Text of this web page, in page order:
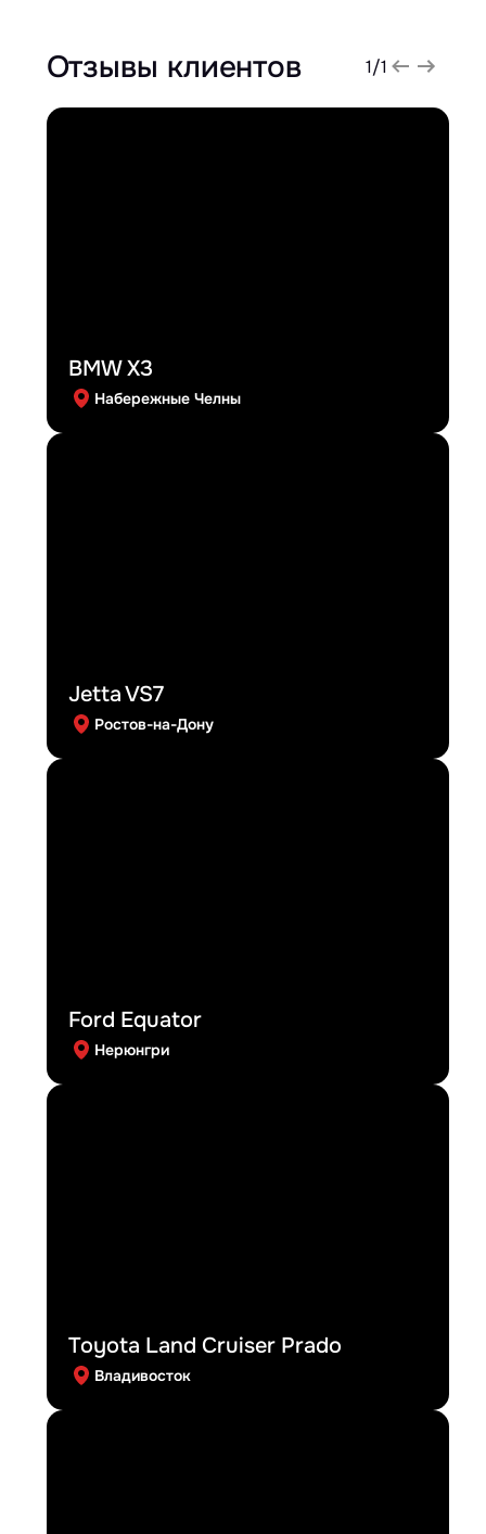
Отзывы клиентов 1/1
BMW X3
Набережные Челны
Jetta VS7
Ростов-на-Дону
Ford Equator
Нерюнгри
Toyota Land Cruiser Prado
Владивосток